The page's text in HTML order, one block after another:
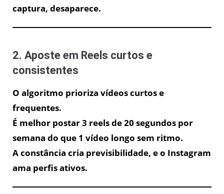
captura, desaparece.
2. Aposte em Reels curtos e
consistentes
O algoritmo prioriza vídeos curtos e
frequentes.
É melhor postar 3 reels de 20 segundos por
semana do que 1 vídeo longo sem ritmo.
A constância cria previsibilidade, e o Instagram
ama perfis ativos.